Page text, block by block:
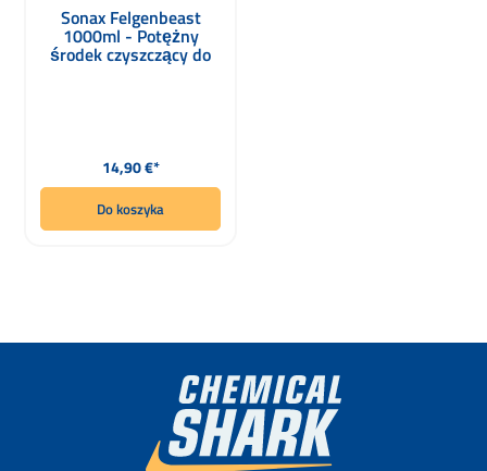
Sonax Felgenbeast
1000ml - Potężny
środek czyszczący do
felg
Cena regularna:
14,90 €*
Do koszyka